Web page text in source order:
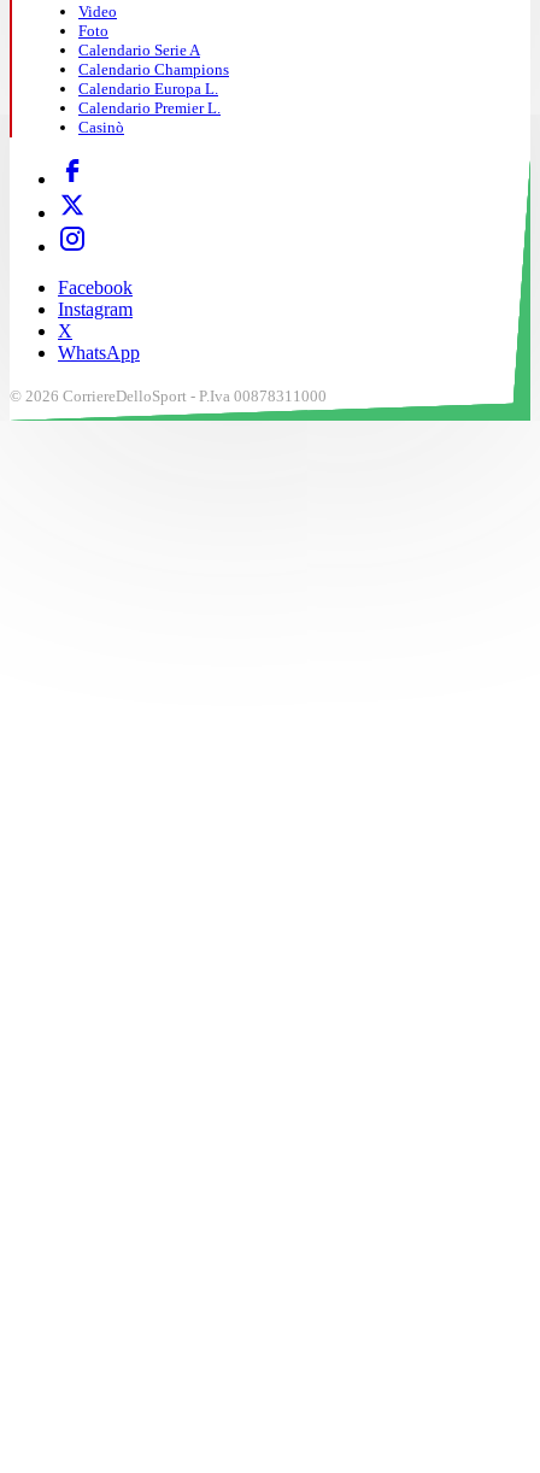
Video
Foto
Calendario Serie A
Calendario Champions
Calendario Europa L.
Calendario Premier L.
Casinò
Facebook
Instagram
X
WhatsApp
© 2026 CorriereDelloSport - P.Iva 00878311000